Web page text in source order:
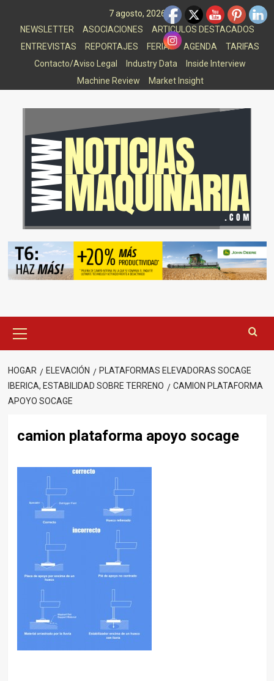
7 agosto, 2026
NEWSLETTER
ASOCIACIONES
ARTICULOS DESTACADOS
ENTREVISTAS
REPORTAJES FERIAS AGENDA
TARIFAS
Contacto/Aviso Legal
Industry Data
Inside Interview
Machine Review
Market Insight
principal
HOGAR ELEVACIÓN
PLATAFORMAS ELEVADORAS SOCAGE
IBERICA, ESTABILIDAD SOBRE TERRENO
CAMION PLATAFORMA
APOYO SOCAGE
camion plataforma apoyo socage